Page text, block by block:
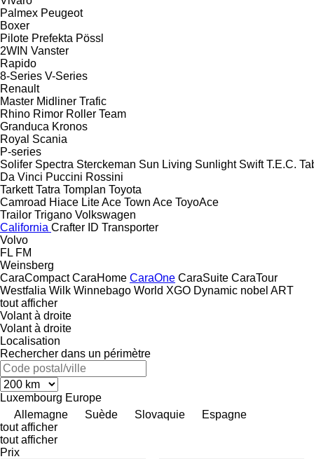
Palmex Peugeot
Boxer
Pilote Prefekta Pössl
2WIN Vanster
Rapido
8-Series V-Series
Renault
Master Midliner Trafic
Rhino Rimor Roller Team
Granduca Kronos
Royal Scania
P-series
Solifer Spectra Sterckeman Sun Living Sunlight Swift T.E.C.
Da Vinci Puccini Rossini
Tarkett Tatra Tomplan Toyota
Camroad Hiace Lite Ace Town Ace ToyoAce
Trailor Trigano Volkswagen
California Crafter ID Transporter
Volvo
FL FM
Weinsberg
CaraCompact CaraHome CaraOne CaraSuite CaraTour
Westfalia Wilk Winnebago World XGO Dynamic nobel ART
tout afficher
Volant à droite
Volant à droite
Localisation
Rechercher dans un périmètre
Luxembourg Europe
Allemagne
Suède Slovaquie
Espagne
tout afficher
tout afficher
Prix